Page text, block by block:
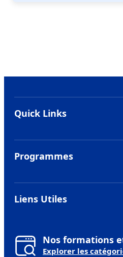
Nos formations
Explorer les
Quick Links
Alumni
Programmes
MBA Européen
Mastère Européen
Liens Utiles
Financer ses etudes
IMDTEC MVP